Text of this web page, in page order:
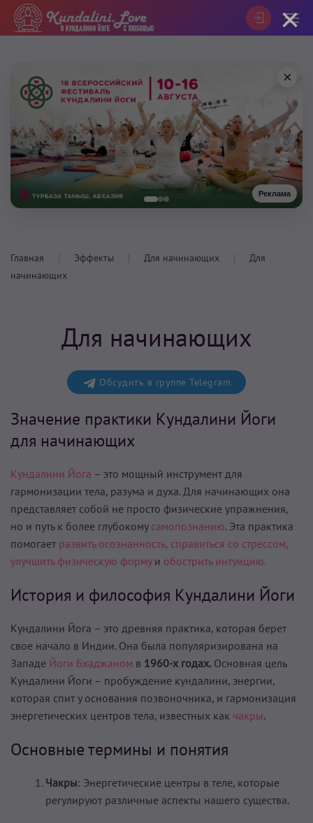
Реклама
×
Главная Эффекты Для начинающих
Для
начинающих
Для начинающих
Обсудить в группе Telegram
Значение практики Кундалини Йоги
для начинающих
Кундалини Йога – это мощный инструмент для
гармонизации тела, разума и духа. Для начинающих она
представляет собой не просто физические упражнения,
но и путь к более глубокому самопознанию. Эта практика
помогает развить осознанность, справиться со стрессом,
улучшить физическую формуи обострить интуицию.
История и философия Кундалини Йоги
Кундалини Йога – это древняя практика, которая берет
свое начало в Индии. Она была популяризирована на
Западе Йоги Бхаджаном в 1960-х годах. Основная цель
Кундалини Йоги – пробуждение кундалини, энергии,
которая спит у основания позвоночника, и гармонизация
энергетических центров тела, известных как чакры.
Основные термины и понятия
Чакры: Энергетические центры в теле, которые
регулируют различные аспекты нашего существа.
×